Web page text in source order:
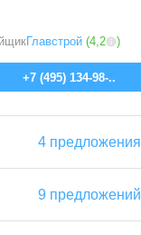
Главстрой (4,2 )
+7 (495) 134-98-..
4 предложения
9 предложений